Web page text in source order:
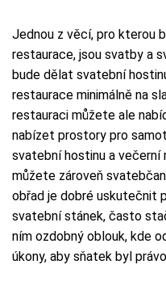
Jednou z věcí, pro kterou
restaurace, jsou svatby a
bude dělat svatební
restaurace minimálně na
restauraci můžete ale
nabízet prostory pro
svatební hostinu a večerní
můžete zároveň
obřad je dobré uskutečnit
svatební stánek, často
ním ozdobný oblouk, kde
úkony, aby sňatek byl